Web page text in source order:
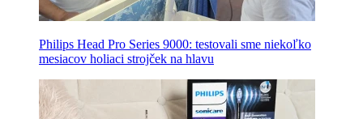
Philips Head Pro Series 9000: testovali sme niekoľko
mesiacov holiaci strojček na hlavu